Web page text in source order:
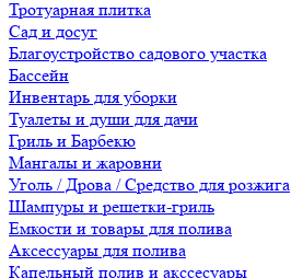
Тротуарная плитка
Сад и досуг
Благоустройство садового участка
Бассейн
Инвентарь для уборки
Туалеты и души для дачи
Гриль и Барбекю
Мангалы и жаровни
Уголь / Дрова / Средство для розжига
Шампуры и решетки-гриль
Емкости и товары для полива
Аксессуары для полива
Капельный полив и акссесуары